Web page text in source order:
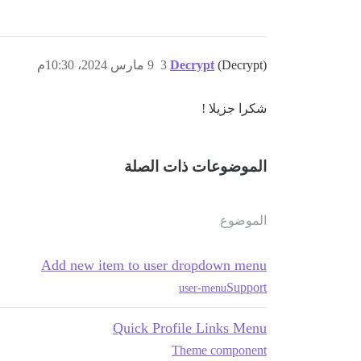
Decrypt (Decrypt) 9 مارس 2024، 10:30م 3
شكرا جزيلا !
الموضوعات ذات الصلة
الموضوع
Add new item to user dropdown menu
Support
user-menu
Quick Profile Links Menu
Theme component